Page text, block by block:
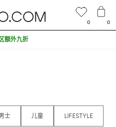
士 儿童 LIFESTYLE
0 0
额外九折